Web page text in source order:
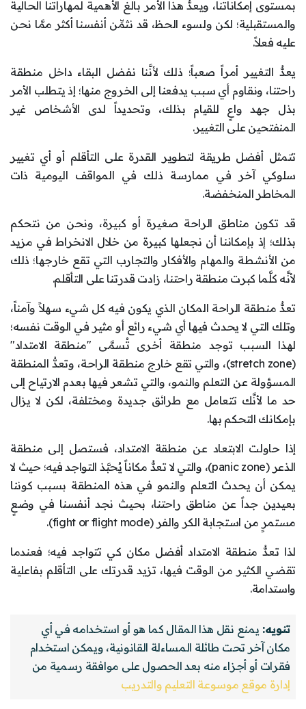
بمستوى إمكاناتنا، ويعدُّ هذا الأمر بالغ الأهمية لمهاراتنا الحالية
والمستقبلية؛ لكن ولسوء الحظ، قد نثمِّن أنفسنا أكثر ممَّا نحن
عليه فعلاً.
يعدُّ التغيير أمراً صعباً؛ ذلك لأنَّنا نفضل البقاء داخل منطقة
راحتنا، ونقاوم أي سبب يدفعنا إلى الخروج منها؛ إذ يتطلب الأمر
بذل جهد واعٍ للقيام بذلك، وتحديداً لدى الأشخاص غير
المنفتحين على التغيير.
تتمثل أفضل طريقة لتطوير القدرة على التأقلم أو أي تغيير
سلوكي آخر في ممارسة ذلك في المواقف اليومية ذات
المخاطر المنخفضة.
قد تكون مناطق الراحة صغيرة أو كبيرة، ونحن من نتحكم
بذلك؛ إذ بإمكاننا أن نجعلها كبيرة من خلال الانخراط في مزيد
من الأنشطة والمهام والأفكار والتجارب التي تقع خارجها؛ ذلك
لأنَّه كلَّما كبرت منطقة راحتنا، زادت قدرتنا على التأقلم.
تعدُّ منطقة الراحة المكان الذي يكون فيه كل شيء سهلاً وآمناً،
وتلك التي لا يحدث فيها أي شيء رائع أو مثير في الوقت نفسه؛
لهذا السبب توجد منطقة أخرى تُسمَّى "منطقة الامتداد"
(stretch zone)، والتي تقع خارج منطقة الراحة، وتعدُّ المنطقة
المسؤولة عن التعلم والنمو، والتي تشعر فيها بعدم الارتياح إلى
حد ما لأنَّك تتعامل مع طرائق جديدة ومختلفة، لكن لا يزال
بإمكانك التحكم بها.
إذا حاولت الابتعاد عن منطقة الامتداد، فستصل إلى منطقة
الذعر (panic zone)، والتي لا تعدُّ مكاناً يُحبَّذ التواجد فيه؛ حيث لا
يمكن أن يحدث التعلم والنمو في هذه المنطقة بسبب كوننا
بعيدين جداً عن مناطق راحتنا، بحيث نجد أنفسنا في وضعٍ
مستمرٍ من استجابة الكر والفر (fight or flight mode).
لذا تعدُّ منطقة الامتداد أفضل مكان كي تتواجد فيه؛ فعندما
تقضي الكثير من الوقت فيها، تزيد قدرتك على التأقلم بفاعلية
واستدامة.
تنويه: يمنع نقل هذا المقال كما هو أو استخدامه في أي
مكان آخر تحت طائلة المساءلة القانونية، ويمكن استخدام
فقرات أو أجزاء منه بعد الحصول على موافقة رسمية من
إدارة موقع موسوعة التعليم والتدريب